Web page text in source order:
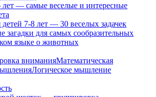
лет — самые веселые и интересные
7-8 лет — 30 веселых задачек
загадки для самых сообразительных
языке о животных
вниманияМатематическая
Логическое мышление